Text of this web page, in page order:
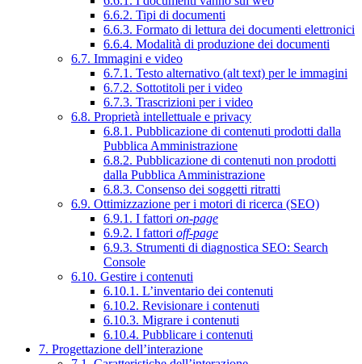
6.6.2. Tipi di documenti
6.6.3. Formato di lettura dei documenti elettronici
6.6.4. Modalità di produzione dei documenti
6.7. Immagini e video
6.7.1. Testo alternativo (alt text) per le immagini
6.7.2. Sottotitoli per i video
6.7.3. Trascrizioni per i video
6.8. Proprietà intellettuale e privacy
6.8.1. Pubblicazione di contenuti prodotti dalla
Pubblica Amministrazione
6.8.2. Pubblicazione di contenuti non prodotti
dalla Pubblica Amministrazione
6.8.3. Consenso dei soggetti ritratti
6.9. Ottimizzazione per i motori di ricerca (SEO)
6.9.1. I fattori on-page
6.9.2. I fattori off-page
6.9.3. Strumenti di diagnostica SEO: Search
Console
6.10. Gestire i contenuti
6.10.1. L’inventario dei contenuti
6.10.2. Revisionare i contenuti
6.10.3. Migrare i contenuti
6.10.4. Pubblicare i contenuti
7. Progettazione dell’interazione